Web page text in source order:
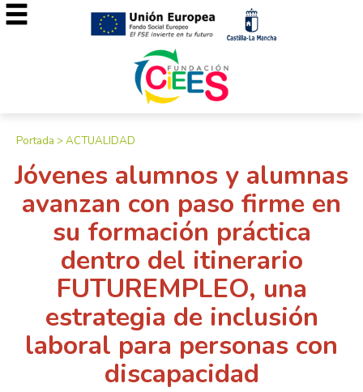
Portada >ACTUALIDAD
Jóvenes alumnos y alumnas
avanzan con paso firme en
su formación práctica
dentro del itinerario
FUTUREMPLEO, una
estrategia de inclusión
laboral para personas con
discapacidad